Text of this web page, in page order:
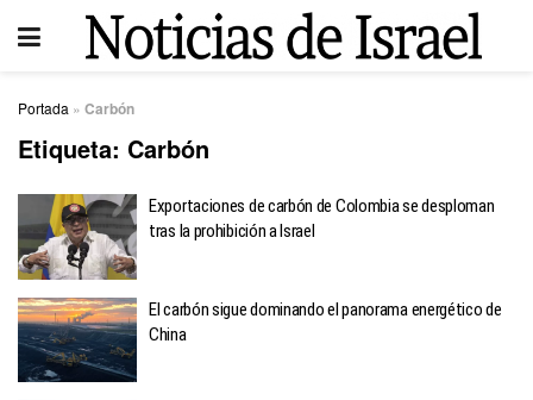
Portada » Carbón
Etiqueta: Carbón
Exportaciones de carbón de Colombia se desploman
tras la prohibición a Israel
El carbón sigue dominando el panorama energético de
China